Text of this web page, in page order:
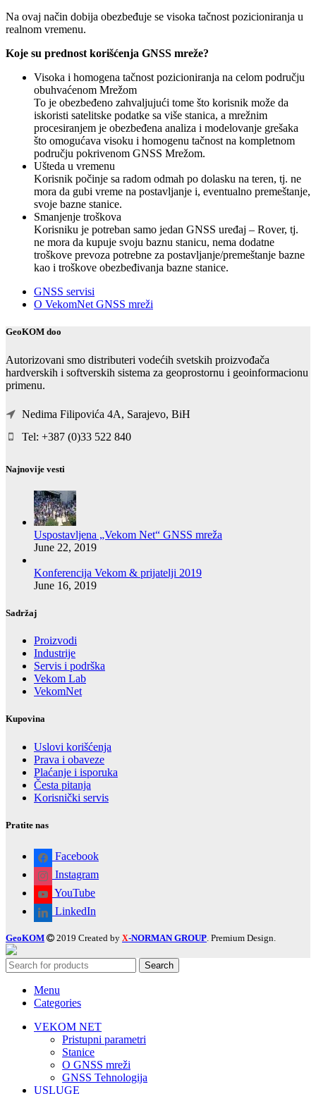
Na ovaj način dobija obezbeđuje se visoka tačnost pozicioniranja u
realnom vremenu.
Koje su prednost korišćenja GNSS mreže?
Visoka i homogena tačnost pozicioniranja na celom području
obuhvaćenom Mrežom
To je obezbeđeno zahvaljujući tome što korisnik može da
iskoristi satelitske podatke sa više stanica, a mrežnim
procesiranjem je obezbeđena analiza i modelovanje grešaka
što omogućava visoku i homogenu tačnost na kompletnom
području pokrivenom GNSS Mrežom.
Ušteda u vremenu
Korisnik počinje sa radom odmah po dolasku na teren, tj. ne
mora da gubi vreme na postavljanje i, eventualno premeštanje,
svoje bazne stanice.
Smanjenje troškova
Korisniku je potreban samo jedan GNSS uređaj – Rover, tj.
ne mora da kupuje svoju baznu stanicu, nema dodatne
troškove prevoza potrebne za postavljanje/premeštanje bazne
kao i troškove obezbeđivanja bazne stanice.
GNSS servisi
O VekomNet GNSS mreži
GeoKOM doo
Autorizovani smo distributeri vodećih svetskih proizvođača
hardverskih i softverskih sistema za geoprostornu i geoinformacionu
primenu.
Nedima Filipovića 4A, Sarajevo, BiH
Tel: +387 (0)33 522 840
Najnovije vesti
Uspostavljena „Vekom Net“ GNSS mreža
June 22, 2019
Konferencija Vekom & prijatelji 2019
June 16, 2019
Sadržaj
Proizvodi
Industrije
Servis i podrška
Vekom Lab
VekomNet
Kupovina
Uslovi korišćenja
Prava i obaveze
Plaćanje i isporuka
Česta pitanja
Korisnički servis
Pratite nas
Facebook
Instagram
YouTube
LinkedIn
GeoKOM 2019 Created by X-NORMAN GROUP . Premium Design.
Search
Menu
Categories
VEKOM NET
Pristupni parametri
Stanice
O GNSS mreži
GNSS Tehnologija
USLUGE